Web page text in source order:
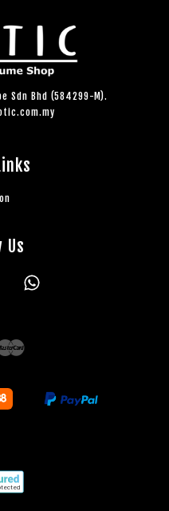
Sdn Bhd (584299-M).
Us
Wechat